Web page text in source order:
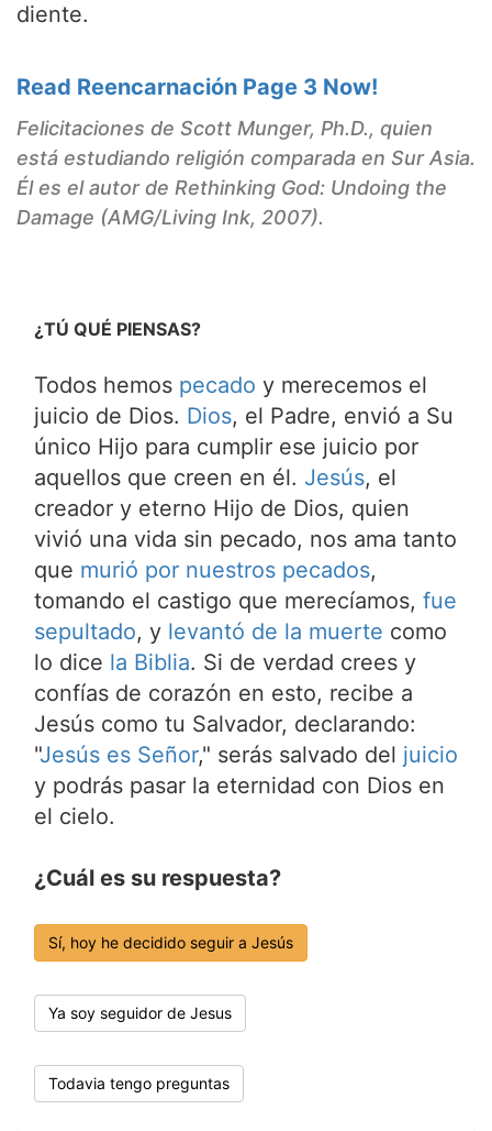
diente.
Read Reencarnación Page 3 Now!
Felicitaciones de Scott Munger, Ph.D., quien
está estudiando religión comparada en Sur Asia.
Él es el autor de Rethinking God: Undoing the
Damage (AMG/Living Ink, 2007).
¿TÚ QUÉ PIENSAS?
Todos hemos pecado y merecemos el
juicio de Dios. Dios, el Padre, envió a Su
único Hijo para cumplir ese juicio por
aquellos que creen en él. Jesús, el
creador y eterno Hijo de Dios, quien
vivió una vida sin pecado, nos ama tanto
que murió por nuestros pecados,
tomando el castigo que merecíamos, fue
sepultado, y levantó de la muerte como
lo dice la Biblia. Si de verdad crees y
confías de corazón en esto, recibe a
Jesús como tu Salvador, declarando:
"Jesús es Señor," serás salvado del juicio
y podrás pasar la eternidad con Dios en
el cielo.
¿Cuál es su respuesta?
Sí, hoy he decidido seguir a Jesús
Ya soy seguidor de Jesus
Todavia tengo preguntas